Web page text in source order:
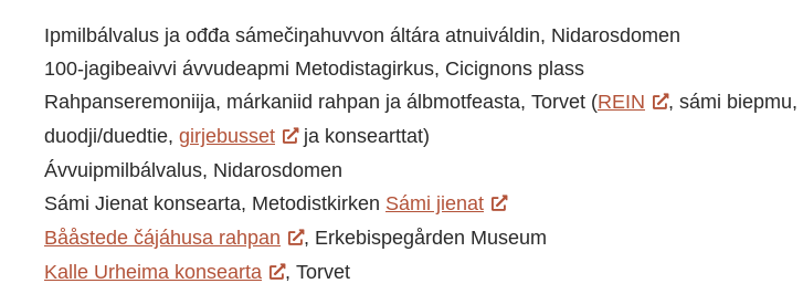
Ipmilbálvalus ja ođđa sámečiŋahuvvon áltára atnuiváldin, Nidarosdomen
100-jagibeaivvi ávvudeapmi Metodistagirkus, Cicignons plass
Rahpanseremoniija, márkaniid rahpan ja álbmotfeasta, Torvet (REIN
, sámi biepmu,
duodji/duedtie, girjebusset
ja konsearttat)
Ávvuipmilbálvalus, Nidarosdomen
Sámi Jienat konsearta, Metodistkirken Sámi jienat
Bååstede čájáhusa rahpan
, Erkebispegården Museum
Kalle Urheima konsearta
, Torvet